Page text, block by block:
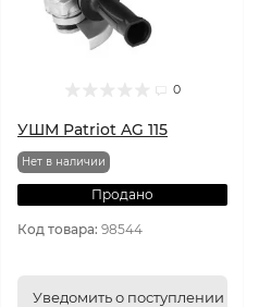
0
УШМ Patriot AG 115
Нет в наличии
Продано
Код товара: 98544
Уведомить о поступлении